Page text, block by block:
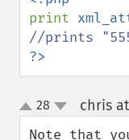
print
?>
up
down
28 chris
Note that